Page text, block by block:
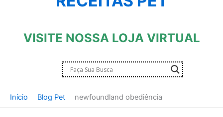
VISITE NOSSA LOJA VIRTUAL
Início Blog Pet newfoundland obediência